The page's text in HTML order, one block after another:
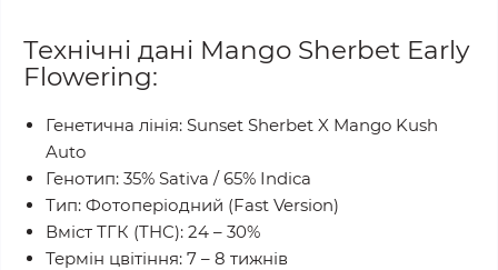
Технічні дані Mango Sherbet Early
Flowering:
Генетична лінія: Sunset Sherbet X Mango Kush
Auto
Генотип: 35% Sativa / 65% Indica
Тип: Фотоперіодний (Fast Version)
Вміст ТГК (THC): 24 – 30%
Термін цвітіння: 7 – 8 тижнів